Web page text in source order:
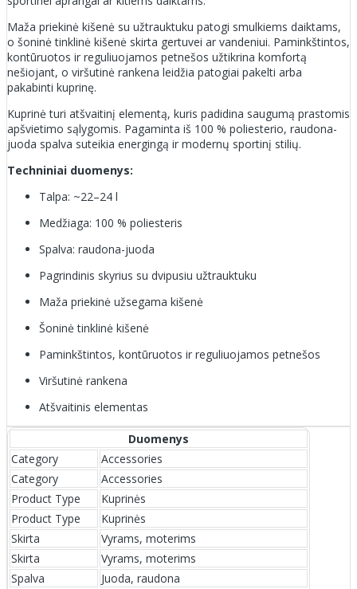
Maža priekinė kišenė su užtrauktuku patogi smulkiems daiktams,
o šoninė tinklinė kišenė skirta gertuvei ar vandeniui. Paminkštintos,
kontūruotos ir reguliuojamos petnešos užtikrina komfortą
nešiojant, o viršutinė rankena leidžia patogiai pakelti arba
pakabinti kuprinę.
Kuprinė turi atšvaitinį elementą, kuris padidina saugumą prastomis
apšvietimo sąlygomis. Pagaminta iš 100 % poliesterio, raudona-
juoda spalva suteikia energingą ir modernų sportinį stilių.
Techniniai duomenys:
Talpa: ~22–24 l
Medžiaga: 100 % poliesteris
Spalva: raudona-juoda
Pagrindinis skyrius su dvipusiu užtrauktuku
Maža priekinė užsegama kišenė
Šoninė tinklinė kišenė
Paminkštintos, kontūruotos ir reguliuojamos petnešos
Viršutinė rankena
Atšvaitinis elementas
Duomenys
Category
Accessories
Category
Accessories
Product Type
Kuprinės
Product Type
Kuprinės
Skirta
Vyrams, moterims
Skirta
Vyrams, moterims
Spalva
Juoda, raudona